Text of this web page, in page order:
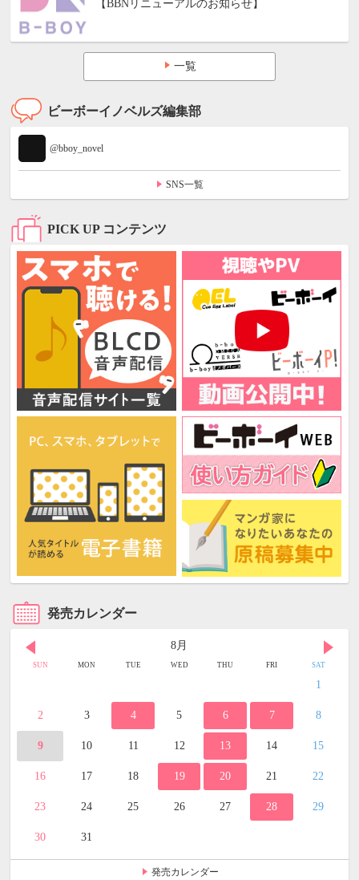
【BBNリニューアルのお知らせ】
一覧
ビーボーイノベルズ編集部
@bboy_novel
SNS一覧
PICK UP コンテンツ
発売カレンダー
8月
SUN MON TUE WED THU FRI SAT
1
2 3 4 5 6 7 8
9 10 11 12 13 14 15
16 17 18 19 20 21 22
23 24 25 26 27 28 29
30 31
発売カレンダー